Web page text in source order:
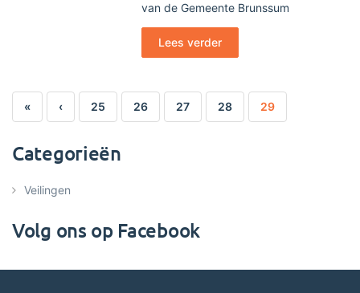
van de Gemeente Brunssum
Lees verder
« ‹ 25 26 27 28 29
Categorieën
Veilingen
Volg ons op Facebook